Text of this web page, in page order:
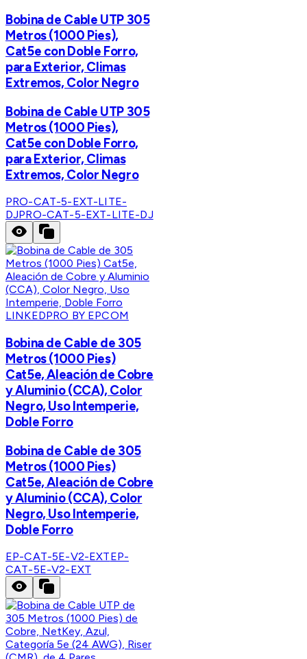
Bobina de Cable UTP 305
Metros (1000 Pies),
Cat5e con Doble Forro,
para Exterior, Climas
Extremos, Color Negro
Bobina de Cable UTP 305
Metros (1000 Pies),
Cat5e con Doble Forro,
para Exterior, Climas
Extremos, Color Negro
PRO-CAT-5-EXT-LITE-
DJPRO-CAT-5-EXT-LITE-DJ
LINKEDPRO BY EPCOM
Bobina de Cable de 305
Metros (1000 Pies)
Cat5e, Aleación de Cobre
y Aluminio (CCA), Color
Negro, Uso Intemperie,
Doble Forro
Bobina de Cable de 305
Metros (1000 Pies)
Cat5e, Aleación de Cobre
y Aluminio (CCA), Color
Negro, Uso Intemperie,
Doble Forro
EP-CAT-5E-V2-EXTEP-
CAT-5E-V2-EXT